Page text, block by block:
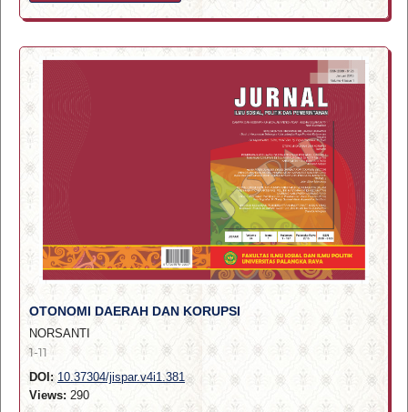
OTONOMI DAERAH DAN KORUPSI
NORSANTI
1-11
DOI: 10.37304/jispar.v4i1.381
Views:290